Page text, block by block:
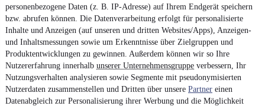
personenbezogene Daten (z. B. IP-Adresse) auf Ihrem Endgerät speichern
bzw. abrufen können. Die Datenverarbeitung erfolgt für personalisierte
Inhalte und Anzeigen (auf unseren und dritten Websites/Apps), Anzeigen-
und Inhaltsmessungen sowie um Erkenntnisse über Zielgruppen und
Produktentwicklungen zu gewinnen. Außerdem können wir so Ihre
Nutzererfahrung innerhalb unserer Unternehmensgruppe verbessern, Ihr
Nutzungsverhalten analysieren sowie Segmente mit pseudonymisierten
Nutzerdaten zusammenstellen und Dritten über unsere Partner einen
Datenabgleich zur Personalisierung ihrer Werbung und die Möglichkeit